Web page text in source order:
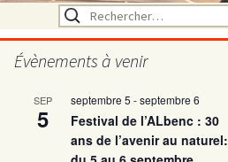
Rechercher :
Évènements à venir
SEP
5
septembre 5 -septembre 6
Festival de l’ALbenc : 30
ans de l’avenir au naturel: